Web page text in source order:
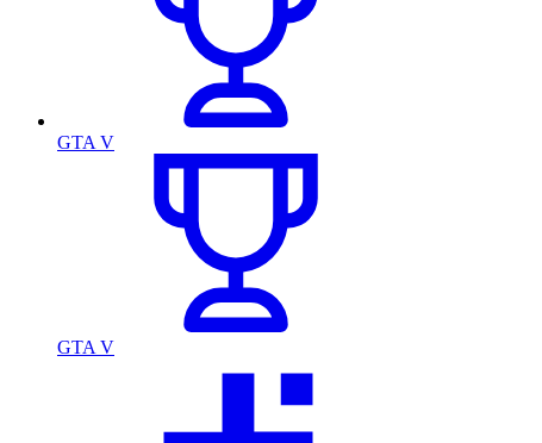
GTA V
GTA V